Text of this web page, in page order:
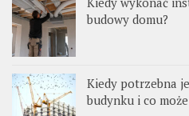
budowy domu?
Kiedy potrzebna
budynku i co